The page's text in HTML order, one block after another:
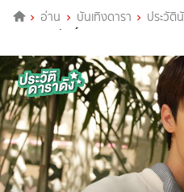
อ่าน บันเทิงดารา ประวัติ
สุทธิวณิชศักดิ์